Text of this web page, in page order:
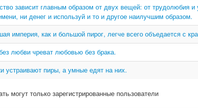
зависит главным образом от двух вещей: от трудолюбия и
ни денег и используй и то и другое наилучшим образом.
империя, как и большой пирог, легче всего объедается с
любви чреват любовью без брака.
устраивают пиры, а умные едят на них.
могут только зарегистрированные пользователи